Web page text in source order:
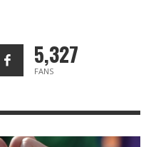
5,327
FANS